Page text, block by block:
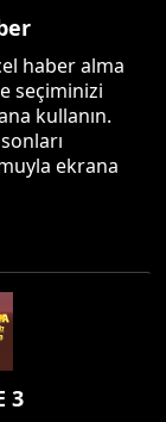
haber alma
seçiminizi
kullanın.
ekrana
3